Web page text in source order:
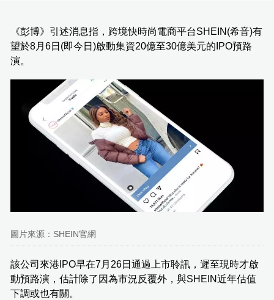
《彭博》引述消息指，跨境快時尚電商平台SHEIN(希音)有
望於8月6日(即今日)啟動集資20億至30億美元的IPO預路
演。
圖片來源：SHEIN官網
該公司來港IPO早在7月26日通過上市聆訊，遲至現時才啟
動預路演，估計除了因為市況反覆外，與SHEIN近年估值
下調或也有關。